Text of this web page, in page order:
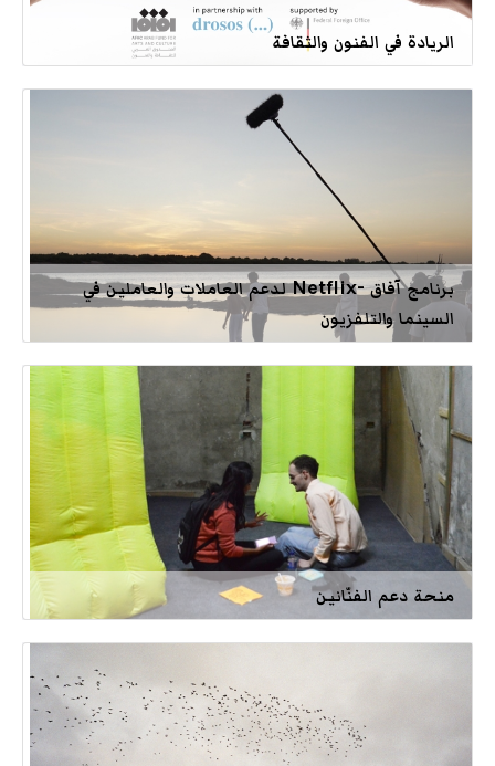
الريادة في الفنون والثقافة
برنامج آفاق -Netflix لدعم العاملات والعاملين في
السينما والتلفزيون
منحة دعم الفنّانين